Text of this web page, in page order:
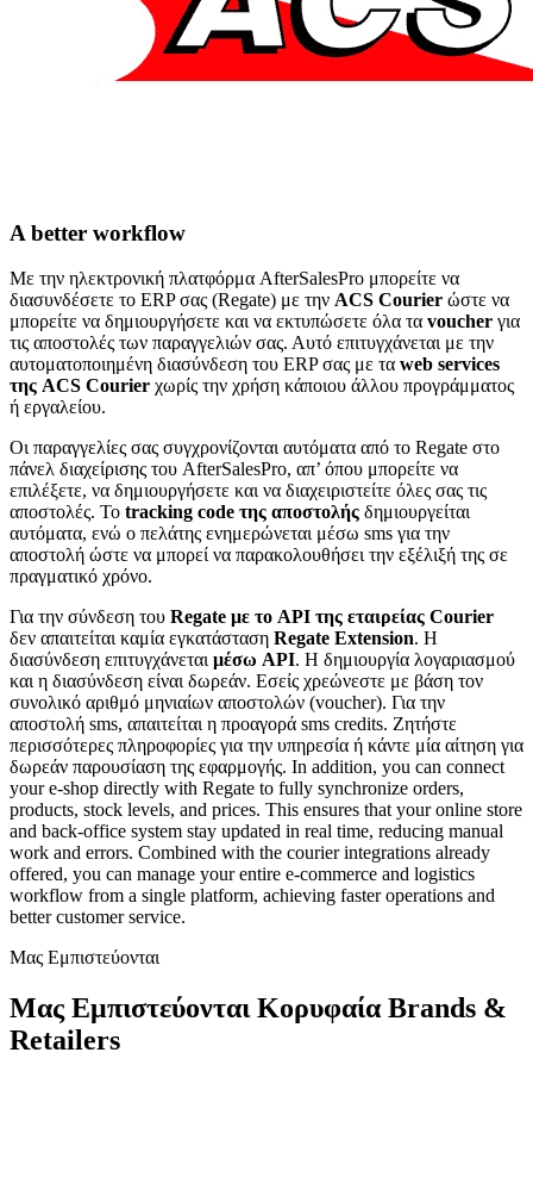
A better workflow
Με την ηλεκτρονική πλατφόρμα AfterSalesPro μπορείτε να
διασυνδέσετε το ERP σας (Regate) με την ACS Courier ώστε να
μπορείτε να δημιουργήσετε και να εκτυπώσετε όλα τα voucher για
τις αποστολές των παραγγελιών σας. Αυτό επιτυγχάνεται με την
αυτοματοποιημένη διασύνδεση του ERP σας με τα web services
της ACS Courier χωρίς την χρήση κάποιου άλλου προγράμματος
ή εργαλείου.
Οι παραγγελίες σας συγχρονίζονται αυτόματα από το Regate στο
πάνελ διαχείρισης του AfterSalesPro, απ’ όπου μπορείτε να
επιλέξετε, να δημιουργήσετε και να διαχειριστείτε όλες σας τις
αποστολές. Το tracking code της αποστολής δημιουργείται
αυτόματα, ενώ ο πελάτης ενημερώνεται μέσω sms για την
αποστολή ώστε να μπορεί να παρακολουθήσει την εξέλιξή της σε
πραγματικό χρόνο.
Για την σύνδεση του Regate με το API της εταιρείας Courier
δεν απαιτείται καμία εγκατάσταση Regate Extension. H
διασύνδεση επιτυγχάνεται μέσω API. Η δημιουργία λογαριασμού
και η διασύνδεση είναι δωρεάν. Εσείς χρεώνεστε με βάση τον
συνολικό αριθμό μηνιαίων αποστολών (voucher). Για την
αποστολή sms, απαιτείται η προαγορά sms credits. Ζητήστε
περισσότερες πληροφορίες για την υπηρεσία ή κάντε μία αίτηση για
δωρεάν παρουσίαση της εφαρμογής. In addition, you can connect
your e-shop directly with Regate to fully synchronize orders,
products, stock levels, and prices. This ensures that your online store
and back-office system stay updated in real time, reducing manual
work and errors. Combined with the courier integrations already
offered, you can manage your entire e-commerce and logistics
workflow from a single platform, achieving faster operations and
better customer service.
Μας Εμπιστεύονται
Μας Εμπιστεύονται Κορυφαία Brands &
Retailers